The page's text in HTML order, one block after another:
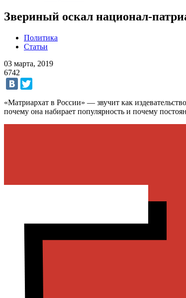
Звериный оскал национал-
Политика
Статьи
03 марта, 2019
6742
«Матриархат в России» — звучит как
почему она набирает популярность и почему